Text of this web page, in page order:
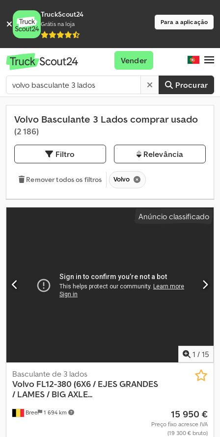
TruckScout24
Grátis na loja Para a aplicação
Procurar
Vender
Volvo Basculante 3 Lados comprar usado
(2 186)
Filtro Relevância
Remover todos os filtros Volvo
Anúncio classificado
1 / 15
Bree 1 694 km
Basculante de 3 lados
Volvo FL12-380 (6X6 / EJES GRANDES
/ LAMES / BIG AXLE...
15 950 €
Preço fixo acresce IVA
(19 300 € bruto)